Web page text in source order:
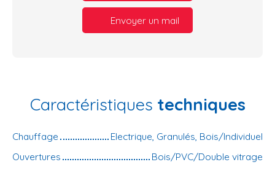
Envoyer un mail
Caractéristiques techniques
Chauffage
Electrique, Granulés, Bois/Individuel
Ouvertures
Bois/PVC/Double vitrage